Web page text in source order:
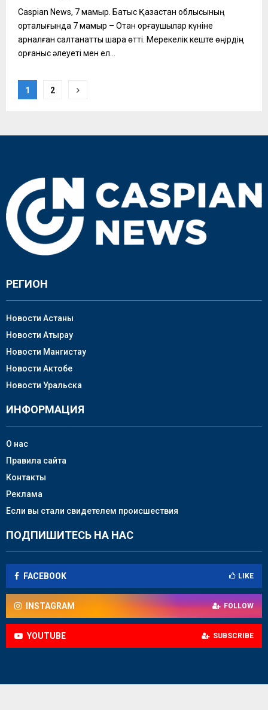
Caspian News, 7 мамыр. Батыс Қазақстан облысының
орталығында 7 мамыр – Отан қорғаушылар күніне
арналған салтанатты шара өтті. Мерекелік кеште өңірдің
қорғаныс әлеуеті мен ел...
Пагинация
1 2
РЕГИОН
Новости Астаны
Новости Атырау
Новости Мангистау
Новости Актобе
Новости Уральска
ИНФОРМАЦИЯ
О нас
Правила сайта
Контакты
Реклама
Если вы стали свидетелем происшествия
ПОДПИШИТЕСЬ НА НАС
FACEBOOK LIKE
INSTAGRAM FOLLOW
YOUTUBE SUBSCRIBE